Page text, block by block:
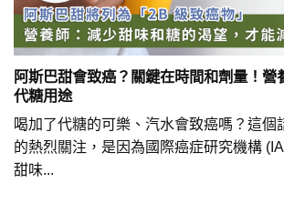
阿斯巴甜會致癌？關鍵在時間和劑量！營
代糖用途
喝加了代糖的可樂、汽水會致癌嗎？這個
的熱烈關注，是因為國際癌症研究機構
甜味...